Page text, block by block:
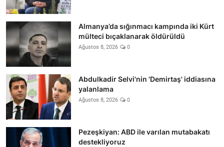
Almanya’da sığınmacı kampında iki Kürt
mülteci bıçaklanarak öldürüldü
Ağustos 8, 2026 0
Abdulkadir Selvi'nin 'Demirtaş' iddiasına
yalanlama
Ağustos 8, 2026 0
Pezeşkiyan: ABD ile varılan mutabakatı
destekliyoruz